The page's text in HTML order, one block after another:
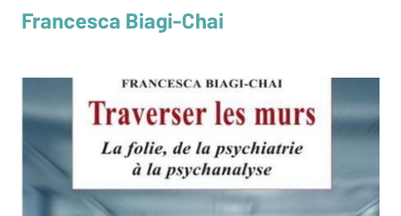
Francesca Biagi-Chai